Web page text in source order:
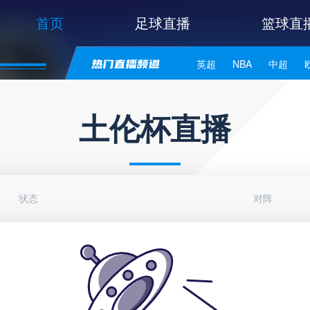
首页 足球直播 篮球直
英超 NBA 中超
土伦杯直播
状态 对阵